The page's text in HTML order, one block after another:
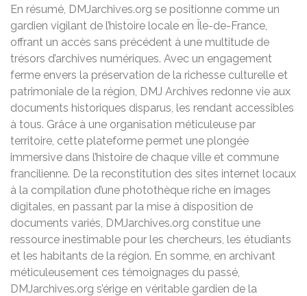
En résumé, DMJarchives.org se positionne comme un
gardien vigilant de l’histoire locale en Île-de-France,
offrant un accès sans précédent à une multitude de
trésors d’archives numériques. Avec un engagement
ferme envers la préservation de la richesse culturelle et
patrimoniale de la région, DMJ Archives redonne vie aux
documents historiques disparus, les rendant accessibles
à tous. Grâce à une organisation méticuleuse par
territoire, cette plateforme permet une plongée
immersive dans l’histoire de chaque ville et commune
francilienne. De la reconstitution des sites internet locaux
à la compilation d’une photothèque riche en images
digitales, en passant par la mise à disposition de
documents variés, DMJarchives.org constitue une
ressource inestimable pour les chercheurs, les étudiants
et les habitants de la région. En somme, en archivant
méticuleusement ces témoignages du passé,
DMJarchives.org s’érige en véritable gardien de la